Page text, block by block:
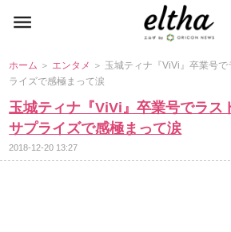
ホーム ＞ エンタメ ＞ 玉城ティナ『ViVi』卒業号
ライズで感極まって涙
玉城ティナ『ViVi』卒業号でラ
サプライズで感極まって涙
2018-12-20 13:27